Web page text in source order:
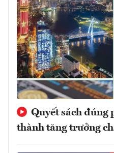
Quyết sách đúng
thành tăng trưởng